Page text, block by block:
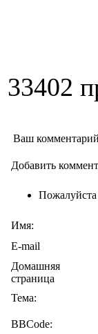
33402
Ваш
Добавить
Пожалуйста
Имя:
E-mail
Домашняя
страница
Тема:
BBCode: